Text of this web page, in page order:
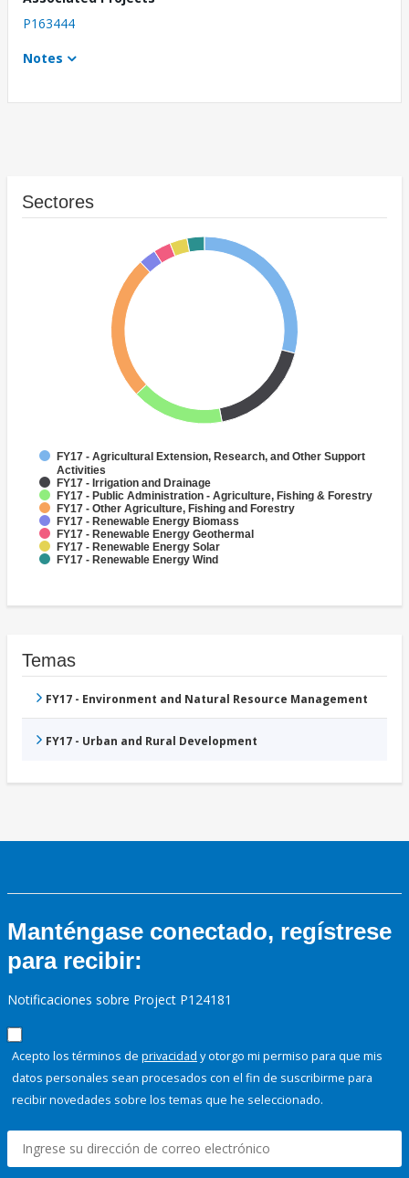
P163444
Notes
Sectores
FY17 - Agricultural Extension, Research, and Other Support
Activities
FY17 - Irrigation and Drainage
FY17 - Public Administration - Agriculture, Fishing & Forestry
FY17 - Other Agriculture, Fishing and Forestry
FY17 - Renewable Energy Biomass
FY17 - Renewable Energy Geothermal
FY17 - Renewable Energy Solar
FY17 - Renewable Energy Wind
Temas
FY17 - Environment and Natural Resource Management
FY17 - Urban and Rural Development
Manténgase conectado, regístrese
para recibir:
Notificaciones sobre Project P124181
Acepto los términos de privacidad y otorgo mi permiso para que mis
datos personales sean procesados con el fin de suscribirme para
recibir novedades sobre los temas que he seleccionado.